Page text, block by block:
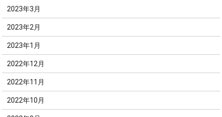
2023年3月
2023年2月
2023年1月
2022年12月
2022年11月
2022年10月